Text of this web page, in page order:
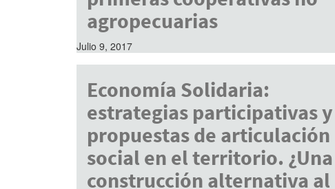
agropecuarias
Julio 9, 2017
Economía Solidaria:
estrategias participativas y
propuestas de articulación
social en el territorio. ¿Una
construcción alternativa al